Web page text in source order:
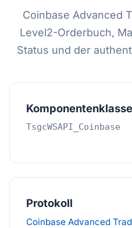
Coinbase Advanced
Level2-Orderbuch,
Status und der
Komponentenklasse
TsgcWSAPI_Coinbase
Protokoll
Coinbase Advanced